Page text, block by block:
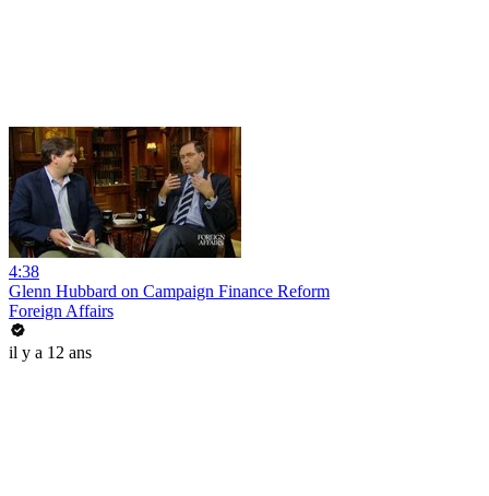
4:38
Glenn Hubbard on Campaign Finance Reform
Foreign Affairs
il y a 12 ans